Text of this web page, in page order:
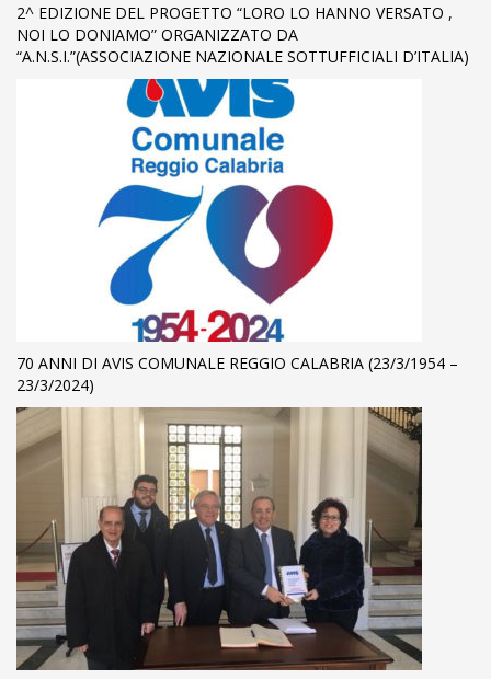
2^ EDIZIONE DEL PROGETTO “LORO LO HANNO VERSATO ,
NOI LO DONIAMO” ORGANIZZATO DA
“A.N.S.I.”(ASSOCIAZIONE NAZIONALE SOTTUFFICIALI D’ITALIA)
70 ANNI DI AVIS COMUNALE REGGIO CALABRIA (23/3/1954 –
23/3/2024)